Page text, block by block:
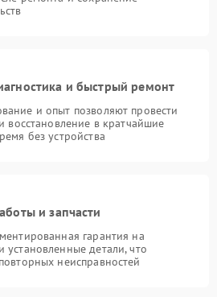
и быстрый ремонт
и опыт позволяют провести
восстановление в кратчайшие
без устройства
и запчасти
гарантия на
детали, что
неисправностей